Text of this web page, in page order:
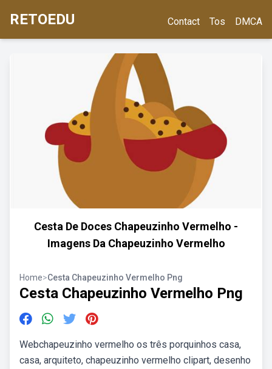
RETOEDU Contact Tos DMCA
Cesta De Doces Chapeuzinho Vermelho -
Imagens Da Chapeuzinho Vermelho
Home>Cesta Chapeuzinho Vermelho Png
Cesta Chapeuzinho Vermelho Png
Webchapeuzinho vermelho os três porquinhos casa,
casa, arquiteto, chapeuzinho vermelho clipart, desenho